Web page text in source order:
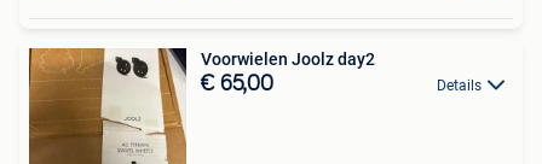
Voorwielen Joolz day2
€ 65,00 Details